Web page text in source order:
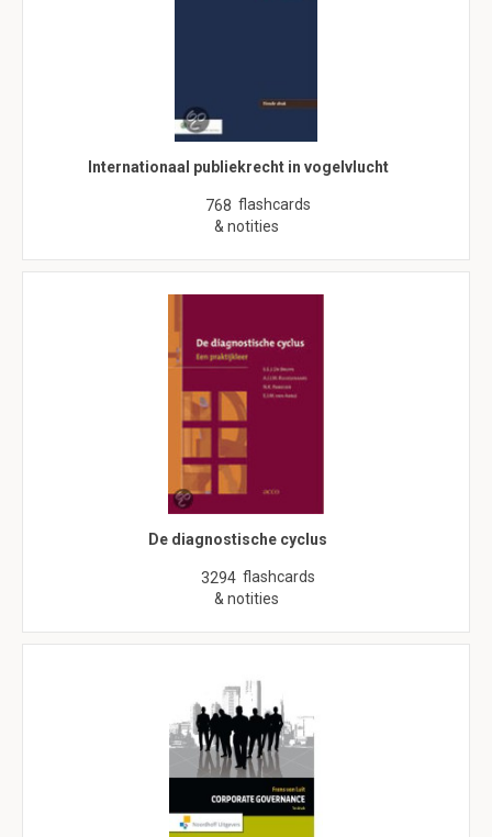
Internationaal publiekrecht in vogelvlucht
768 flashcards
& notities
De diagnostische cyclus
3294 flashcards
& notities